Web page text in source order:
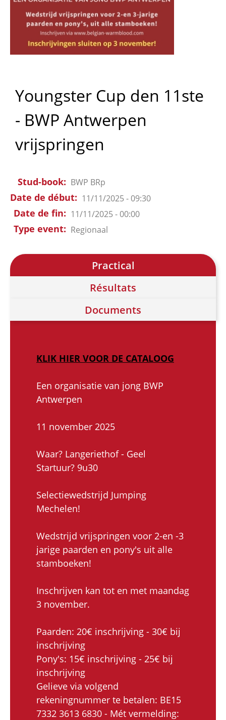
Youngster Cup den 11ste
- BWP Antwerpen
vrijspringen
Stud-book BWP BRp
Date de début 11/11/2025 - 09:30
Date de fin 11/11/2025 - 00:00
Type event Regionaal
Practical
Résultats
Documents
KLIK HIER VOOR DE CATALOOG
Een organisatie van jong BWP
Antwerpen
11 november 2025
Waar? Langeriethof - Geel
Startuur? 9u30
Selectiewedstrijd Jumping
Mechelen!
Wedstrijd vrijspringen voor 2-en -3
jarige paarden en pony's uit alle
stamboeken!
Inschrijven kan tot en met maandag
3 november.
Paarden: 20€ inschrijving - 30€ bij
inschrijving
Pony's: 15€ inschrijving - 25€ bij
inschrijving
Gelieve via volgend
rekeningnummer te betalen: BE15
7332 3613 6830 - Mét vermelding: